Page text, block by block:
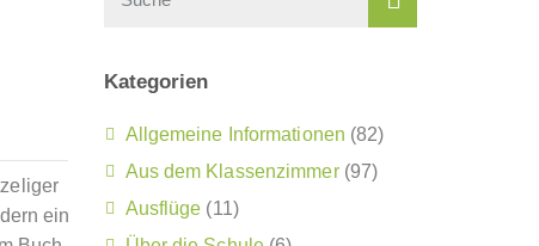
ein
Kategorien
Allgemeine Informationen (82)
Aus dem Klassenzimmer(97)
Ausflüge (11)